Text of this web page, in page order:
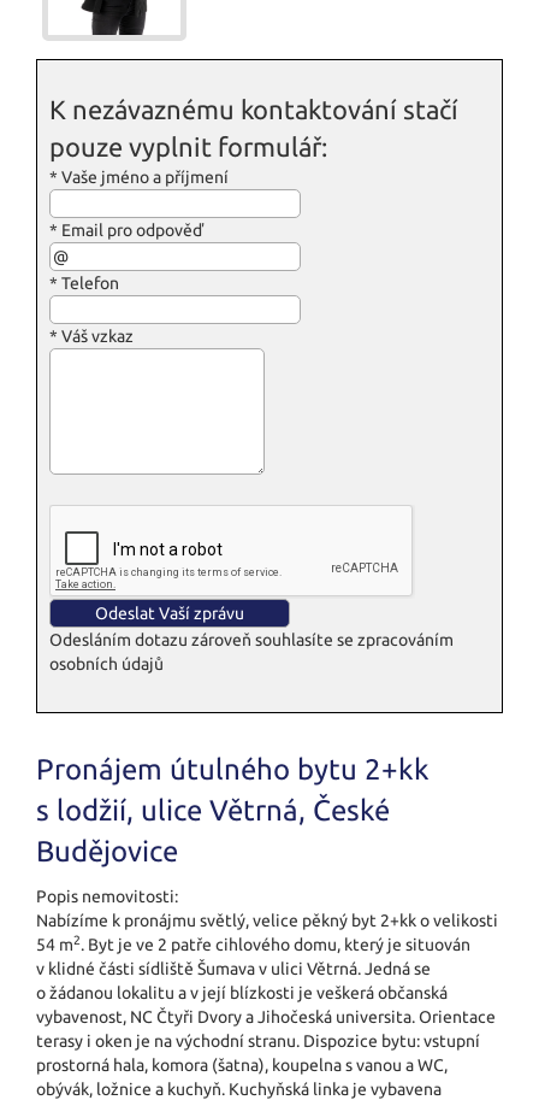
K nezávaznému kontaktování stačí
pouze vyplnit formulář:
* Vaše jméno a příjmení
* Email pro odpověď
* Telefon
* Váš vzkaz
Odesláním dotazu zároveň souhlasíte se zpracováním
osobních údajů
Pronájem útulného bytu 2+kk
s lodžií, ulice Větrná, České
Budějovice
Popis nemovitosti:
Nabízíme k pronájmu světlý, velice pěkný byt 2+kk o velikosti
54 m2. Byt je ve 2 patře cihlového domu, který je situován
v klidné části sídliště Šumava v ulici Větrná. Jedná se
o žádanou lokalitu a v její blízkosti je veškerá občanská
vybavenost, NC Čtyři Dvory a Jihočeská universita. Orientace
terasy i oken je na východní stranu. Dispozice bytu: vstupní
prostorná hala, komora (šatna), koupelna s vanou a WC,
obývák, ložnice a kuchyň. Kuchyňská linka je vybavena